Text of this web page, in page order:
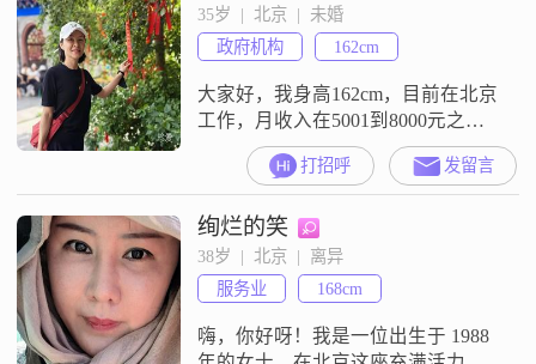
35岁  |  北京  |  未婚
政府机构
162cm
大家好，我身高162cm，目前在北京
工作，月收入在5001到8000元之间
##3002##我拥有大学本科学历，平
时喜欢简单的生活方式，注重个人
成长和健康##3002##性格方面，我
自认为是一个善解人意的人，能够
理解和尊重他人的想法和感受
##3002##我性格开朗，总是带着笑
容面对生活中的各种挑战##3002##
乐观积极
打招呼 发留言
绚烂的笑
38岁  |  北京  |  离异
服务业
168cm
嗨，你好呀！我是一位出生于 1988